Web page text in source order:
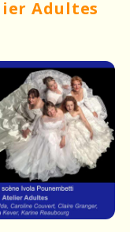
Adultes